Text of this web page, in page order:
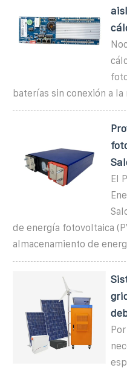
baterías sin conexión a
El
de energía fotovoltaica
almacenamiento de